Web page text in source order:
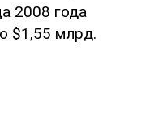
2008 года
$1,55 млрд.